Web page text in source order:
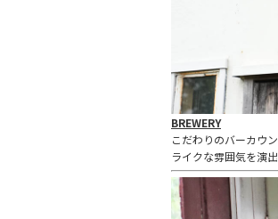
BREWERY
こだわりのバーカウ
ライクな雰囲気を演